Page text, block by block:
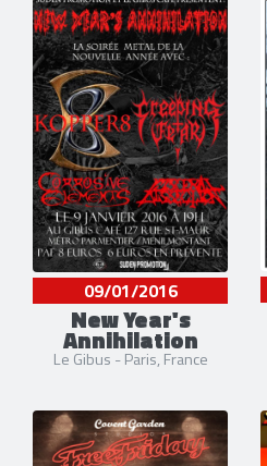
09/01/2016
New Year's
Annihilation
Le Gibus - Paris, France